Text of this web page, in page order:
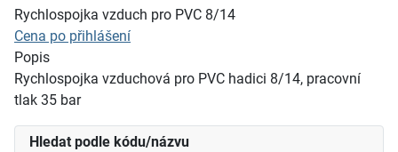
Hledat podle kódu/názvu
Rychlospojka vzduch pro PVC 8/14
Cena po přihlášení
Popis
Rychlospojka vzduchová pro PVC hadici 8/14, pracovní
tlak 35 bar